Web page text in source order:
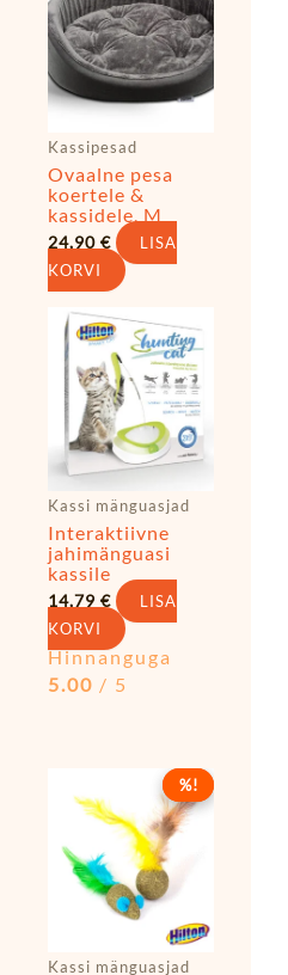
Kassipesad
Ovaalne pesa
koertele &
kassidele, M
24,90€
LISA
KORVI
Kassi mänguasjad
Interaktiivne
jahimänguasi
kassile
14,79€
LISA
KORVI
Hinnanguga
5.00 / 5
%!
%!
Kassi mänguasjad
oli:
3,19 €.
Praegune
hind
on:
1,99 €.